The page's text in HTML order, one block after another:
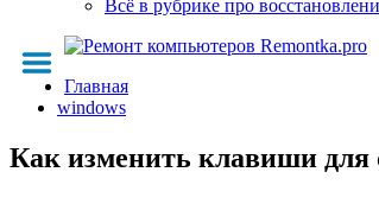
Всё в рубрике про
Главная
windows
Как изменить клавиши